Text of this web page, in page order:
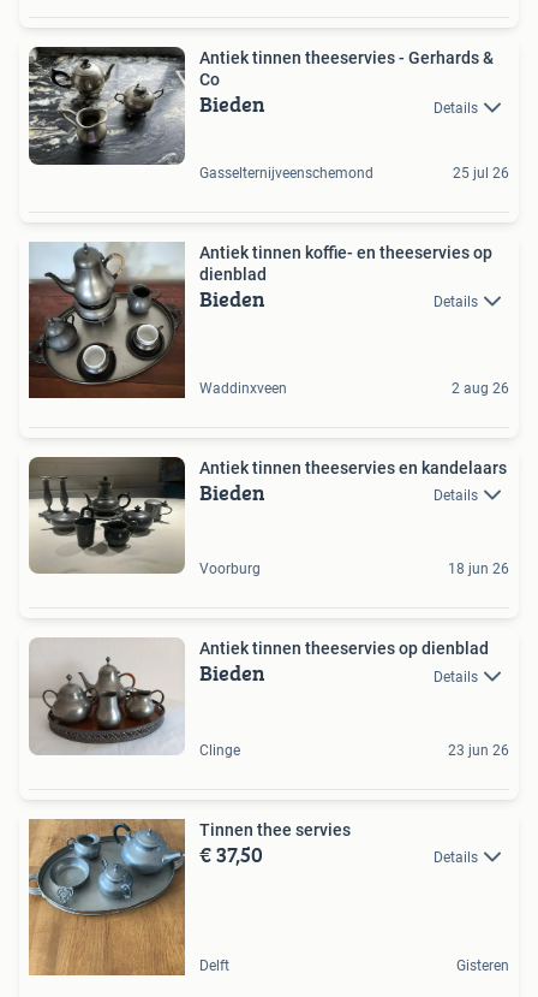
Antiek tinnen theeservies - Gerhards &
Co
Bieden Details
Gasselternijveenschemond 25 jul 26
Antiek tinnen koffie- en theeservies op
dienblad
Bieden Details
Waddinxveen 2 aug 26
Antiek tinnen theeservies en kandelaars
Bieden Details
Voorburg 18 jun 26
Antiek tinnen theeservies op dienblad
Bieden Details
Clinge 23 jun 26
Tinnen thee servies
€ 37,50 Details
Delft Gisteren